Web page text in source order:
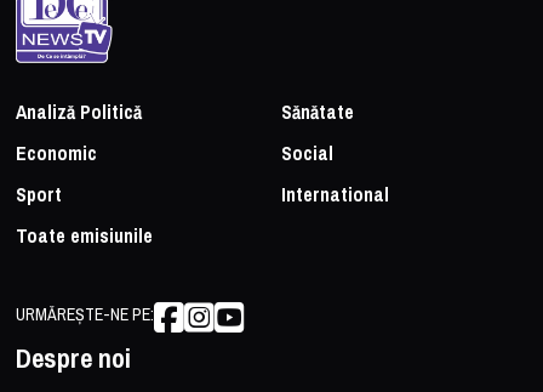
Analiză Politică
Sănătate
Economic
Social
Sport
International
Toate emisiunile
URMĂREȘTE-NE PE:
Despre noi